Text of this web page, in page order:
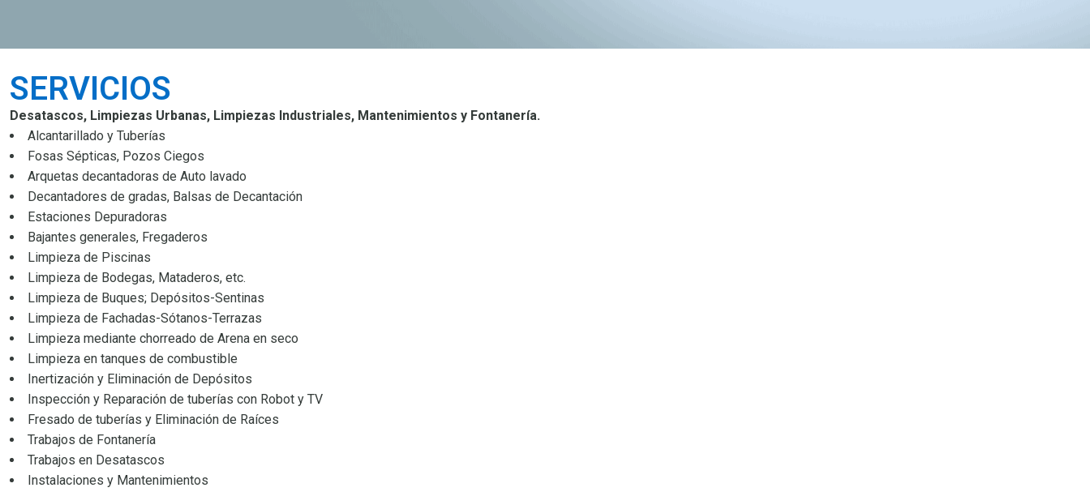
SERVICIOS
Desatascos, Limpiezas Urbanas, Limpiezas Industriales, Mantenimientos y Fontanería.
Alcantarillado y Tuberías
Fosas Sépticas, Pozos Ciegos
Arquetas decantadoras de Auto lavado
Decantadores de gradas, Balsas de Decantación
Estaciones Depuradoras
Bajantes generales, Fregaderos
Limpieza de Piscinas
Limpieza de Bodegas, Mataderos, etc.
Limpieza de Buques; Depósitos-Sentinas
Limpieza de Fachadas-Sótanos-Terrazas
Limpieza mediante chorreado de Arena en seco
Limpieza en tanques de combustible
Inertización y Eliminación de Depósitos
Inspección y Reparación de tuberías con Robot y TV
Fresado de tuberías y Eliminación de Raíces
Trabajos de Fontanería
Trabajos en Desatascos
Instalaciones y Mantenimientos